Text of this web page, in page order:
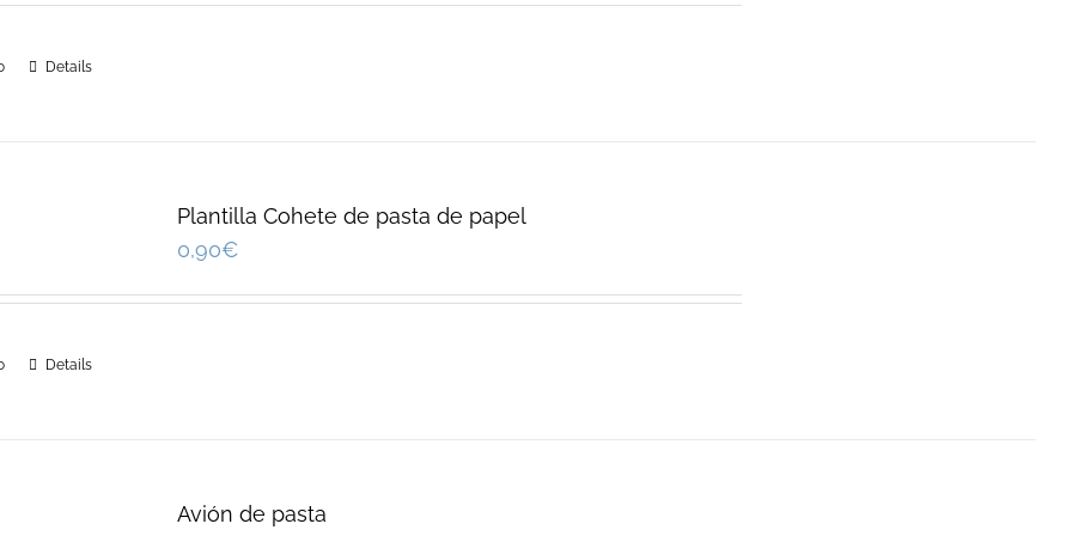
Details
Plantilla Cohete de pasta de papel
0,90€
Details
Avión de pasta